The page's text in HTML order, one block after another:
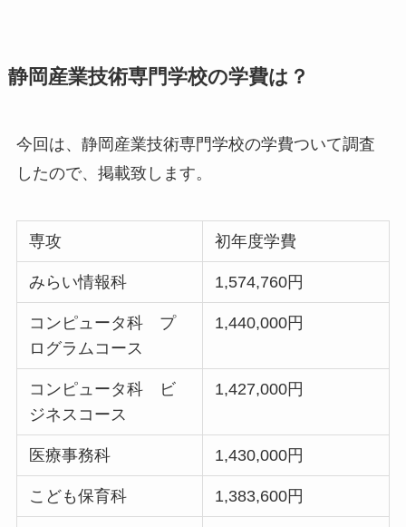
静岡産業技術専門学校の学費は？
今回は、静岡産業技術専門学校の学費ついて調査
したので、掲載致します。
専攻 初年度学費
みらい情報科 1,574,760円
コンピュータ科 プ
ログラムコース
1,440,000円
コンピュータ科 ビ
ジネスコース
1,427,000円
医療事務科 1,430,000円
こども保育科 1,383,600円